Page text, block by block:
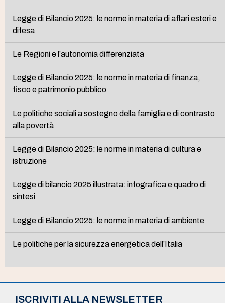
Legge di Bilancio 2025: le norme in materia di affari esteri e
difesa
Le Regioni e l’autonomia differenziata
Legge di Bilancio 2025: le norme in materia di finanza,
fisco e patrimonio pubblico
Le politiche sociali a sostegno della famiglia e di contrasto
alla povertà
Legge di Bilancio 2025: le norme in materia di cultura e
istruzione
Legge di bilancio 2025 illustrata: infografica e quadro di
sintesi
Legge di Bilancio 2025: le norme in materia di ambiente
Le politiche per la sicurezza energetica dell’Italia
ISCRIVITI ALLA NEWSLETTER